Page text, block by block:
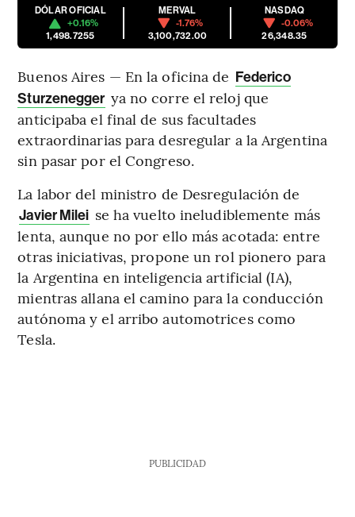
DÓLAR OFICIAL
+0.16%
1,498.7255
MERVAL
-1.76%
3,100,732.00
NASDAQ
-0.06%
26,348.35
Buenos Aires — En la oficina de Federico
Sturzenegger ya no corre el reloj que
anticipaba el final de sus facultades
extraordinarias para desregular a la Argentina
sin pasar por el Congreso.
La labor del ministro de Desregulación de
Javier Milei se ha vuelto ineludiblemente más
lenta, aunque no por ello más acotada: entre
otras iniciativas, propone un rol pionero para
la Argentina en inteligencia artificial (IA),
mientras allana el camino para la conducción
autónoma y el arribo automotrices como
Tesla.
PUBLICIDAD